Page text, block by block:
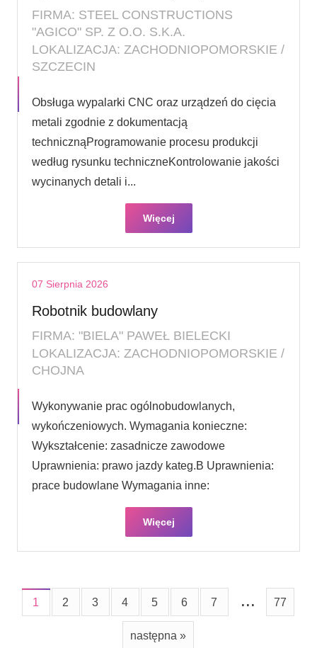
FIRMA: STEEL CONSTRUCTIONS
"AGICO" SP. Z O.O. S.K.A.
LOKALIZACJA: ZACHODNIOPOMORSKIE /
SZCZECIN
Obsługa wypalarki CNC oraz urządzeń do cięcia
metali zgodnie z dokumentacją
technicznąProgramowanie procesu produkcji
według rysunku techniczneKontrolowanie jakości
wycinanych detali i...
Więcej
07 Sierpnia 2026
Robotnik budowlany
FIRMA: "BIELA" PAWEŁ BIELECKI
LOKALIZACJA: ZACHODNIOPOMORSKIE /
CHOJNA
Wykonywanie prac ogólnobudowlanych,
wykończeniowych. Wymagania konieczne:
Wykształcenie: zasadnicze zawodowe
Uprawnienia: prawo jazdy kateg.B Uprawnienia:
prace budowlane Wymagania inne:
Więcej
1 2 3 4 5 6 7 ... 77
następna »